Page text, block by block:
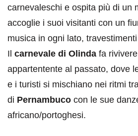
carnevaleschi e ospita più di un
accoglie i suoi visitanti con un
musica in ogni lato,
Il carnevale di Olinda fa
appartentente al passato, dove
e i turisti si mischiano nei ritmi
di Pernambuco con le sue
africano/portoghesi.